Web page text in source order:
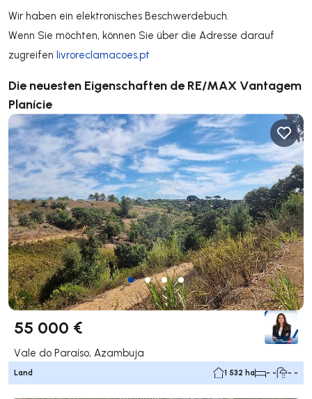
Wir haben ein elektronisches Beschwerdebuch.
Wenn Sie möchten, können Sie über die Adresse darauf
zugreifen livroreclamacoes.pt
Die neuesten Eigenschaften de RE/MAX Vantagem
Planície
55 000 €
Vale do Paraíso, Azambuja
Land 1 532 ha - - - -